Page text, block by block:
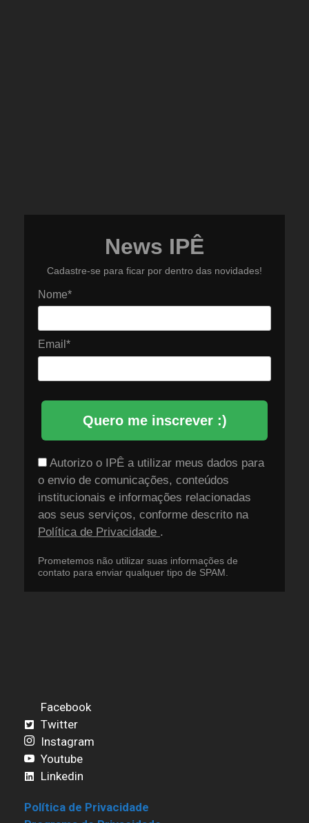
News IPÊ
Cadastre-se para ficar por dentro das novidades!
Nome*
Email*
Quero me inscrever :)
Autorizo o IPÊ a utilizar meus dados para
o envio de comunicações, conteúdos
institucionais e informações relacionadas
aos seus serviços, conforme descrito na
Política de Privacidade .
Prometemos não utilizar suas informações de
contato para enviar qualquer tipo de SPAM.
Facebook
Twitter
Instagram
Youtube
Linkedin
Política de Privacidade